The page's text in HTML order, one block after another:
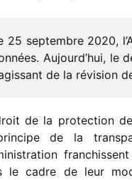
25 septembre 2020,
Aujourd’hui, le
de la révi­sion
de la protec­tion
de la
le cadre de leur